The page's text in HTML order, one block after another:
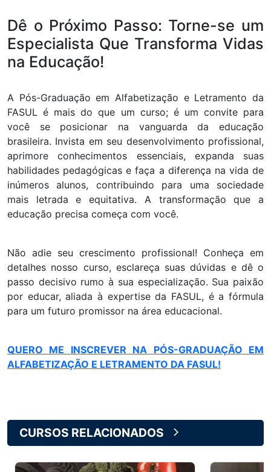
Dê o Próximo Passo: Torne-se um
Especialista Que Transforma Vidas
na Educação!
A Pós-Graduação em Alfabetização e Letramento da
FASUL é mais do que um curso; é um convite para
você se posicionar na vanguarda da educação
brasileira. Invista em seu desenvolvimento profissional,
aprimore conhecimentos essenciais, expanda suas
habilidades pedagógicas e faça a diferença na vida de
inúmeros alunos, contribuindo para uma sociedade
mais letrada e equitativa. A transformação que a
educação precisa começa com você.
Não adie seu crescimento profissional! Conheça em
detalhes nosso curso, esclareça suas dúvidas e dê o
passo decisivo rumo à sua especialização. Sua paixão
por educar, aliada à expertise da FASUL, é a fórmula
para um futuro promissor na área educacional.
QUERO ME INSCREVER NA PÓS-GRADUAÇÃO EM
ALFABETIZAÇÃO E LETRAMENTO DA FASUL!
CURSOS RELACIONADOS